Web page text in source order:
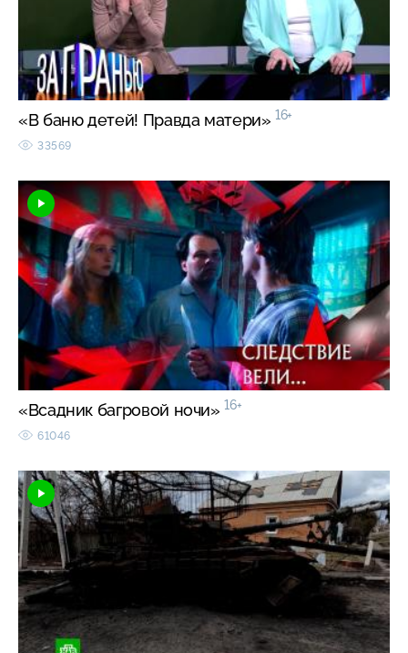
«В баню детей! Правда матери» 16+
33569
«Всадник багровой ночи» 16+
61046